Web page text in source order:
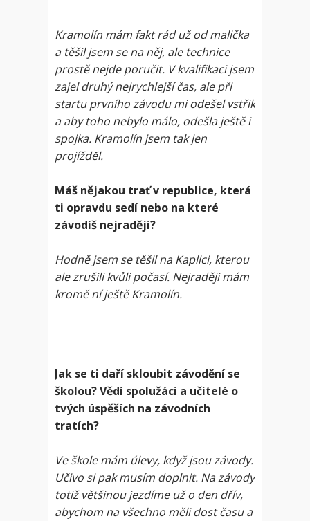
Kramolín mám fakt rád už od malička
a těšil jsem se na něj, ale technice
prostě nejde poručit. V kvalifikaci jsem
zajel druhý nejrychlejší čas, ale při
startu prvního závodu mi odešel vstřik
a aby toho nebylo málo, odešla ještě i
spojka. Kramolín jsem tak jen
projížděl.
Máš nějakou trať v republice, která
ti opravdu sedí nebo na které
závodíš nejraději?
Hodně jsem se těšil na Kaplici, kterou
ale zrušili kvůli počasí. Nejraději mám
kromě ní ještě Kramolín.
Jak se ti daří skloubit závodění se
školou? Vědí spolužáci a učitelé o
tvých úspěších na závodních
tratích?
Ve škole mám úlevy, když jsou závody.
Učivo si pak musím doplnit. Na závody
totiž většinou jezdíme už o den dřív,
abychom na všechno měli dost času a